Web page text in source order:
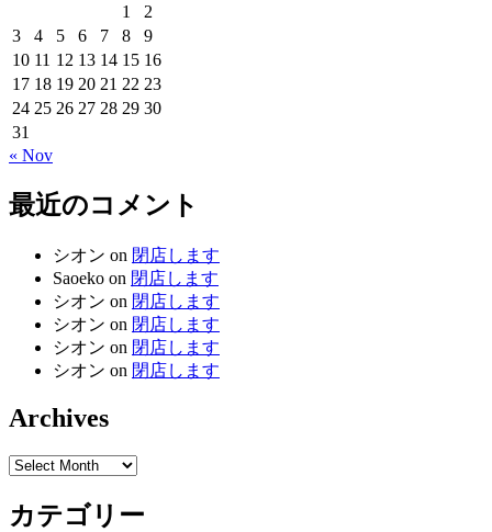
1
2
3
4 5 6 7 8
9
10 11 12 13 14 15 16
17 18 19 20 21 22 23
24 25 26 27 28 29 30
31
« Nov
最近のコメント
シオン on 閉店します
Saoeko on 閉店します
シオン on 閉店します
シオン on 閉店します
シオン on 閉店します
シオン on 閉店します
Archives
Archives
カテゴリー